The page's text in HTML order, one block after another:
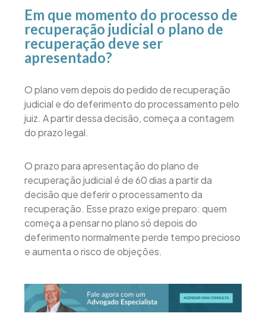
Em que momento do processo de
recuperação judicial o plano de
recuperação deve ser
apresentado?
O plano vem depois do pedido de recuperação
judicial e do deferimento do processamento pelo
juiz. A partir dessa decisão, começa a contagem
do prazo legal.
O prazo para apresentação do plano de
recuperação judicial é de 60 dias a partir da
decisão que deferir o processamento da
recuperação. Esse prazo exige preparo: quem
começa a pensar no plano só depois do
deferimento normalmente perde tempo precioso
e aumenta o risco de objeções.